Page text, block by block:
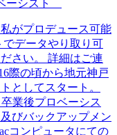
ーシスト
がプロデュース可能
データやり取り可
さい。 詳細はご連
際の頃から地元神戸
としてスタート。
卒業後プロベーシス
びバックアップメン
コンピュータにての